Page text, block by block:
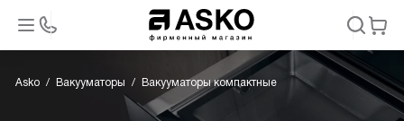
Asko Вакууматоры Вакууматоры компактные